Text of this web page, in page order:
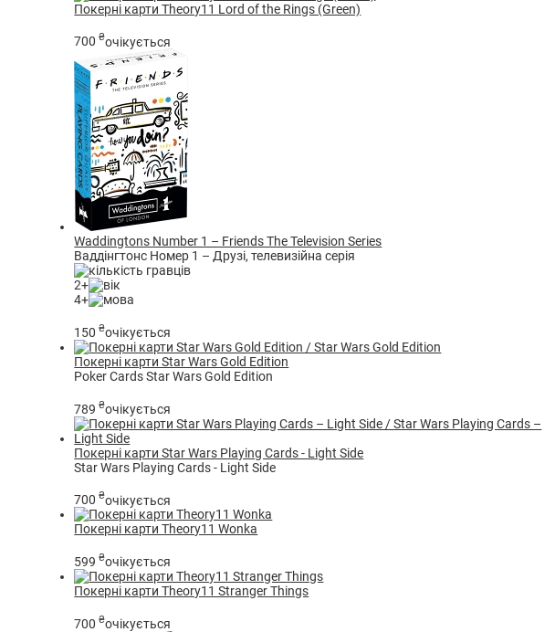
Покерні карти Theory11 Lord of the Rings (Green)
700₴очікується
Waddingtons Number 1 – Friends The Television Series
Ваддінгтонс Номер 1 – Друзі, телевизійна серія
2+
4+
150₴очікується
Покерні карти Star Wars Gold Edition
Poker Cards Star Wars Gold Edition
789₴очікується
Покерні карти Star Wars Playing Cards - Light Side
Star Wars Playing Cards - Light Side
700₴очікується
Покерні карти Theory11 Wonka
599₴очікується
Покерні карти Theory11 Stranger Things
700₴очікується